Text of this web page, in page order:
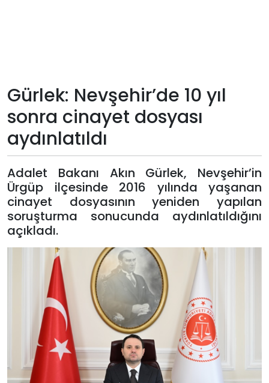
Giriş
Yap
Gürlek: Nevşehir’de 10 yıl
sonra cinayet dosyası
aydınlatıldı
Adalet Bakanı Akın Gürlek, Nevşehir’in
Ürgüp ilçesinde 2016 yılında yaşanan
cinayet dosyasının yeniden yapılan
soruşturma sonucunda aydınlatıldığını
açıkladı.